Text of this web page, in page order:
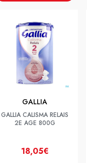
GALLIA
GALLIA CALISMA RELAIS
2E AGE 800G
18,05€